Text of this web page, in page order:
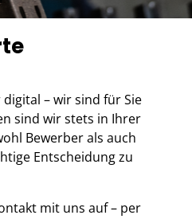
– wir sind für Sie
sind wir stets in Ihrer
Bewerber als auch
Entscheidung zu
mit uns auf – per